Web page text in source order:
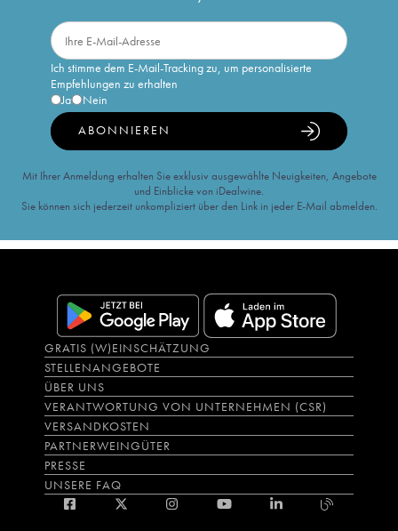
Ich stimme dem E-Mail-Tracking zu, um personalisierte
Empfehlungen zu erhalten
Ja
Nein
ABONNIEREN
Mit Ihrer Anmeldung erhalten Sie exklusiv ausgewählte Neuigkeiten, Angebote
und Einblicke von iDealwine.
Sie können sich jederzeit unkompliziert über den Link in jeder E-Mail abmelden.
GRATIS (W)EINSCHÄTZUNG
STELLENANGEBOTE
ÜBER UNS
VERANTWORTUNG VON UNTERNEHMEN (CSR)
VERSANDKOSTEN
PARTNERWEINGÜTER
PRESSE
UNSERE FAQ